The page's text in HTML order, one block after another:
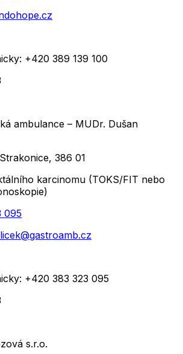
+420 389 139 100
ambulance – MUDr. Dušan
386 01
karcinomu (TOKS/FIT nebo
095
+420 383 323 095
s.r.o.